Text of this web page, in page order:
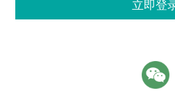
立即登